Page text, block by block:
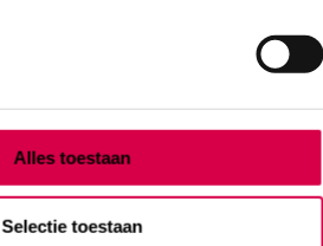
Alles toestaan
Selectie toestaan